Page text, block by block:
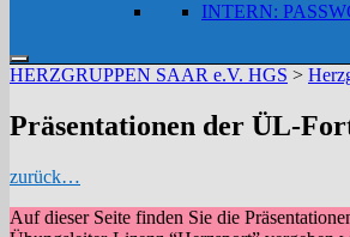
INTERN:
HERZGRUPPEN SAAR e.V. HGS >
Präsentationen der ÜL-
zurück…
Auf dieser Seite finden Sie die